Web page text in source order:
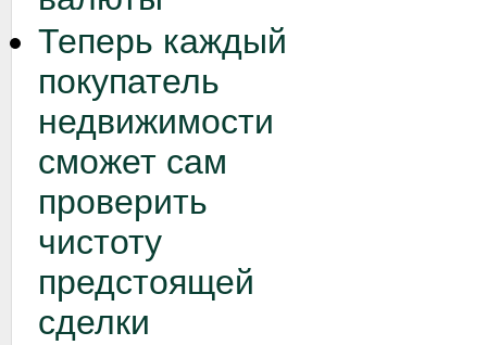
Теперь каждый
покупатель
недвижимости
сможет сам
проверить
чистоту
предстоящей
сделки